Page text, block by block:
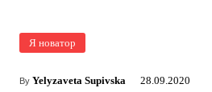
Я новатор
By Yelyzaveta Supivska 28.09.2020